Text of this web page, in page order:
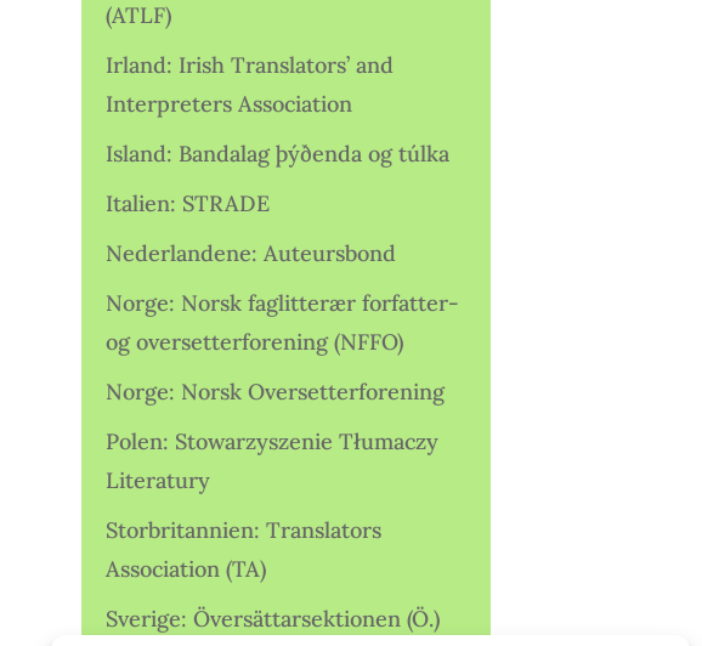
(ATLF)
Irland: Irish Translators’ and
Interpreters Association
Island: Bandalag þýðenda og túlka
Italien: STRADE
Nederlandene: Auteursbond
Norge: Norsk faglitterær forfatter-
og oversetterforening (NFFO)
Norge: Norsk Oversetterforening
Polen: Stowarzyszenie Tłumaczy
Literatury
Storbritannien: Translators
Association (TA)
Sverige: Översättarsektionen (Ö.)